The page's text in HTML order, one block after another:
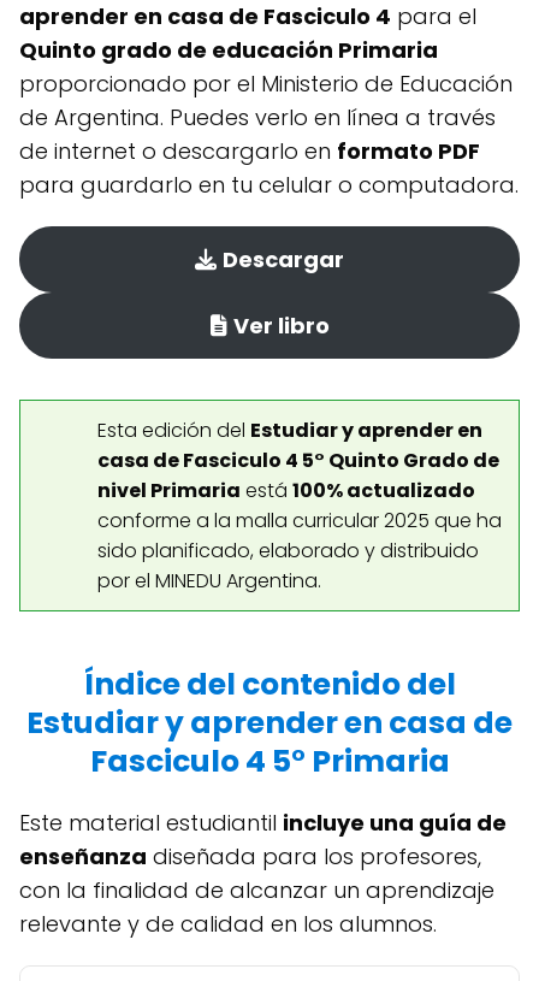
aprender en casa de Fasciculo 4 para el
Quinto grado de educación Primaria
proporcionado por el Ministerio de Educación
de Argentina. Puedes verlo en línea a través
de internet o descargarlo en formato PDF
para guardarlo en tu celular o computadora.
Descargar
Ver libro
Esta edición del Estudiar y aprender en
casa de Fasciculo 4 5° Quinto Grado de
nivel Primaria está 100% actualizado
conforme a la malla curricular 2025 que ha
sido planificado, elaborado y distribuido
por el MINEDU Argentina.
Índice del contenido del
Estudiar y aprender en casa de
Fasciculo 4 5° Primaria
Este material estudiantil incluye una guía de
enseñanza diseñada para los profesores,
con la finalidad de alcanzar un aprendizaje
relevante y de calidad en los alumnos.